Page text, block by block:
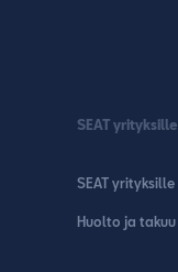
SEAT yrityksille
SEAT yrityksille
Huolto ja takuu